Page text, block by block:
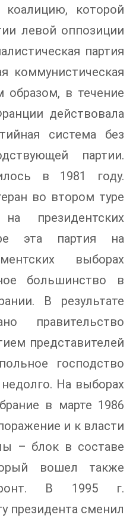
коалицию, которой
левой оппозиции
партия
коммунистическая
образом, в течение
действовала
система без
партии.
в 1981 году.
во втором туре
президентских
эта партия на
выборах
большинство в
В результате
правительство
представителей
господство
На выборах
в марте 1986
и к власти
– блок в составе
вошел также
В 1995 г.
президента сменил